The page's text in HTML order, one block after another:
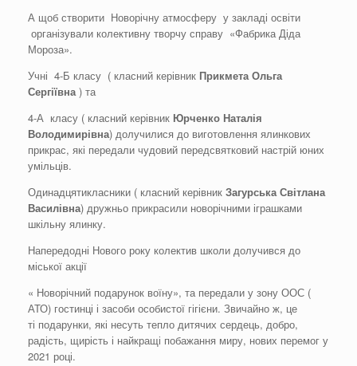
А щоб створити Новорічну атмосферу у закладі освіти
організували колективну творчу справу «Фабрика Діда
Мороза».
Учні 4-Б класу ( класний керівник Прикмета Ольга
Сергіївна) та
4-А класу ( класний керівник Юрченко Наталія
Володимирівна) долучилися до виготовлення ялинкових
прикрас, які передали чудовий передсвятковий настрій юних
умільців.
Одинадцятикласники ( класний керівник ЗагурськаСвітлана
Василівна) дружньо прикрасили новорічними іграшками
шкільну ялинку.
Напередодні Нового року колектив школи долучився до
міської акції
« Новорічний подарунок воїну», та передали у зону ООС (
АТО) гостинці і засоби особистої гігієни. Звичайно ж, це
ті подарунки, які несуть тепло дитячих сердець, добро,
радість, щирість і найкращі побажання миру, нових перемог у
2021 році.